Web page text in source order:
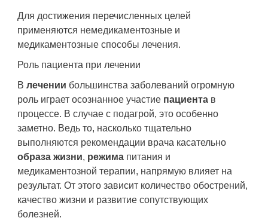
Для достижения перечисленных целей
применяются немедикаментозные и
медикаментозные способы лечения.
Роль пациента при лечении
В лечении большинства заболеваний огромную
роль играет осознанное участие пациента в
процессе. В случае с подагрой, это особенно
заметно. Ведь то, насколько тщательно
выполняются рекомендации врача касательно
образа жизни, режима питания и
медикаментозной терапии, напрямую влияет на
результат. От этого зависит количество обострений,
качество жизни и развитие сопутствующих
болезней.